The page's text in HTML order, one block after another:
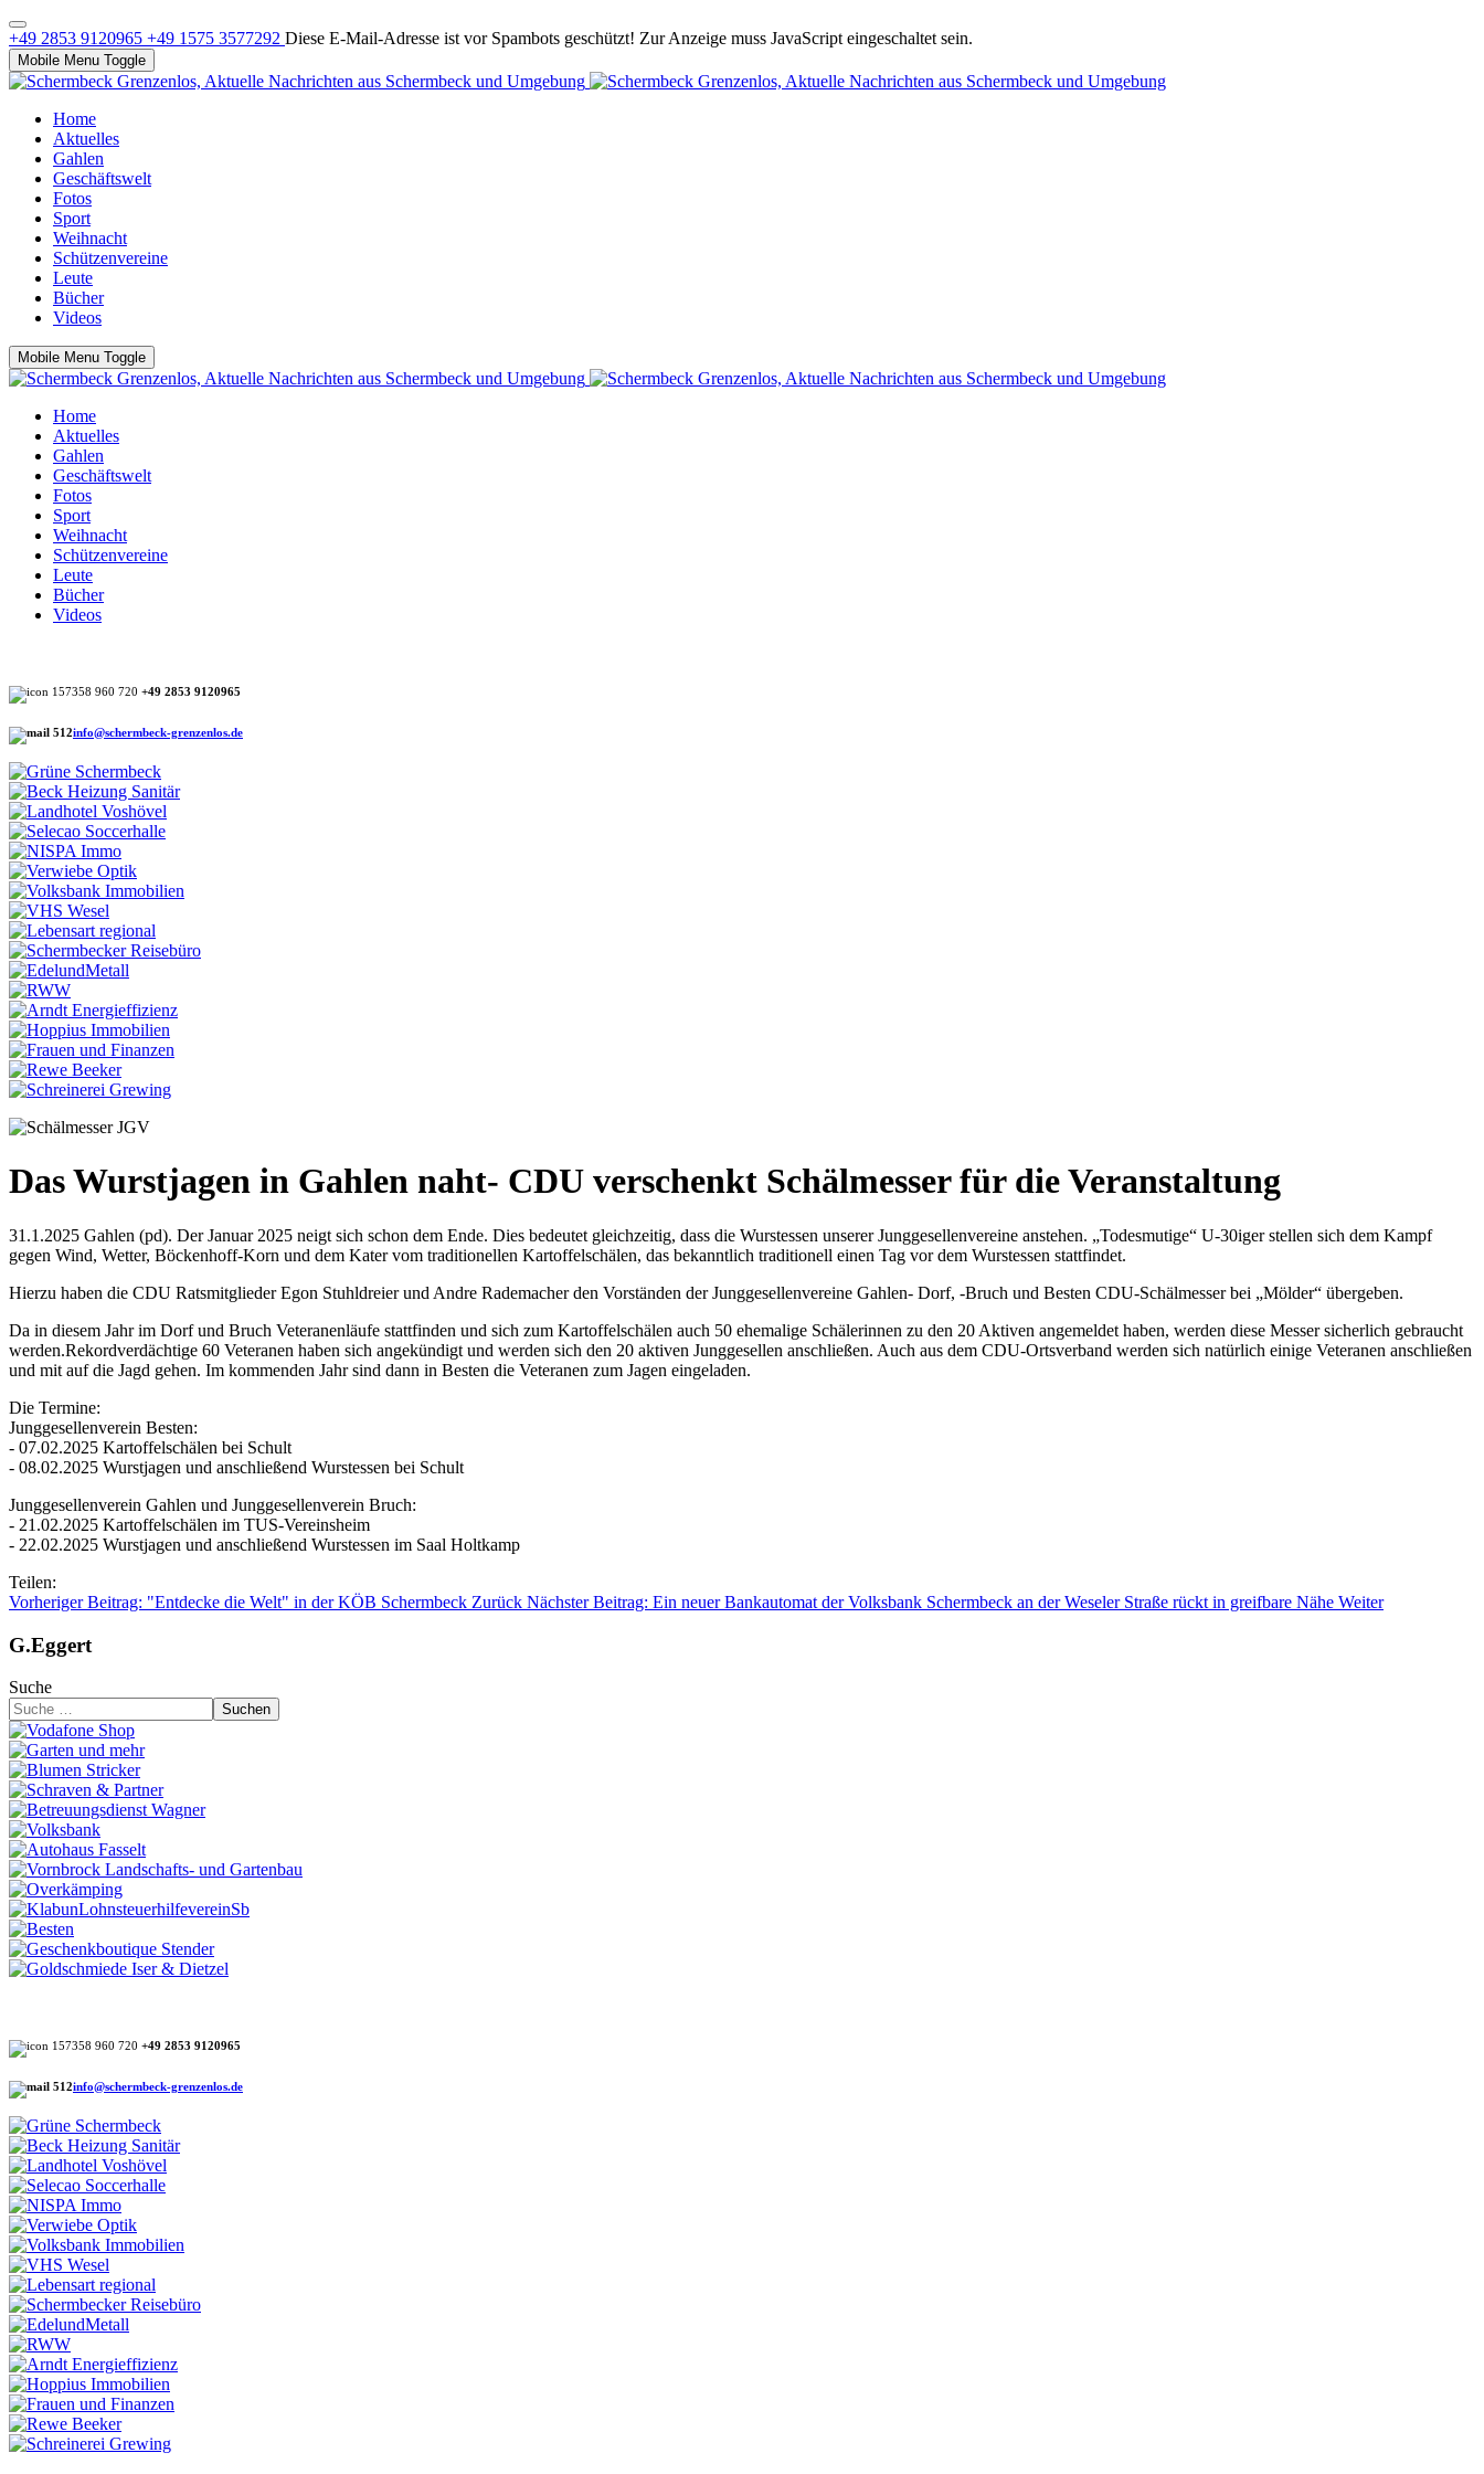
+49 2853 9120965 +49 1575 3577292 Diese E-Mail-Adresse ist vor Spambots geschützt! Zur Anzeige muss JavaScript eingeschaltet sein.
Mobile Menu Toggle
Home
Aktuelles
Gahlen
Geschäftswelt
Fotos
Sport
Weihnacht
Schützenvereine
Leute
Bücher
Videos
Mobile Menu Toggle
Home
Aktuelles
Gahlen
Geschäftswelt
Fotos
Sport
Weihnacht
Schützenvereine
Leute
Bücher
Videos
+49 2853 9120965
info@schermbeck-grenzenlos.de
Das Wurstjagen in Gahlen naht- CDU verschenkt Schälmesser für die Veranstaltung
31.1.2025 Gahlen (pd). Der Januar 2025 neigt sich schon dem Ende. Dies bedeutet gleichzeitig, dass die Wurstessen unserer Junggesellenvereine anstehen. „Todesmutige“ U-30iger stellen sich dem Kampf
gegen Wind, Wetter, Böckenhoff-Korn und dem Kater vom traditionellen Kartoffelschälen, das bekanntlich traditionell einen Tag vor dem Wurstessen stattfindet.
Hierzu haben die CDU Ratsmitglieder Egon Stuhldreier und Andre Rademacher den Vorständen der Junggesellenvereine Gahlen- Dorf, -Bruch und Besten CDU-Schälmesser bei „Mölder“ übergeben.
Da in diesem Jahr im Dorf und Bruch Veteranenläufe stattfinden und sich zum Kartoffelschälen auch 50 ehemalige Schälerinnen zu den 20 Aktiven angemeldet haben, werden diese Messer sicherlich gebraucht
werden.Rekordverdächtige 60 Veteranen haben sich angekündigt und werden sich den 20 aktiven Junggesellen anschließen. Auch aus dem CDU-Ortsverband werden sich natürlich einige Veteranen anschließen
und mit auf die Jagd gehen. Im kommenden Jahr sind dann in Besten die Veteranen zum Jagen eingeladen.
Die Termine:
Junggesellenverein Besten:
- 07.02.2025 Kartoffelschälen bei Schult
- 08.02.2025 Wurstjagen und anschließend Wurstessen bei Schult
Junggesellenverein Gahlen und Junggesellenverein Bruch:
- 21.02.2025 Kartoffelschälen im TUS-Vereinsheim
- 22.02.2025 Wurstjagen und anschließend Wurstessen im Saal Holtkamp
Teilen:
Vorheriger Beitrag: "Entdecke die Welt" in der KÖB Schermbeck Zurück Nächster Beitrag: Ein neuer Bankautomat der Volksbank Schermbeck an der Weseler Straße rückt in greifbare Nähe Weiter
G.Eggert
Suche
Suchen
+49 2853 9120965
info@schermbeck-grenzenlos.de